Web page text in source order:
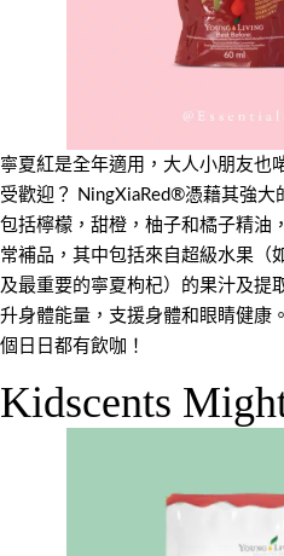
寧夏紅是全年適用，大人小朋友也
受歡迎？ NingXiaRed®憑藉其強大
包括檸檬，甜橙，柚子和橘子精油
常補品，其中包括來自超級水果（
及最重要的寧夏枸杞）的果汁及提
升身體能量，支援身體和眼睛健康
個日日都有飲咖！
Kidscents